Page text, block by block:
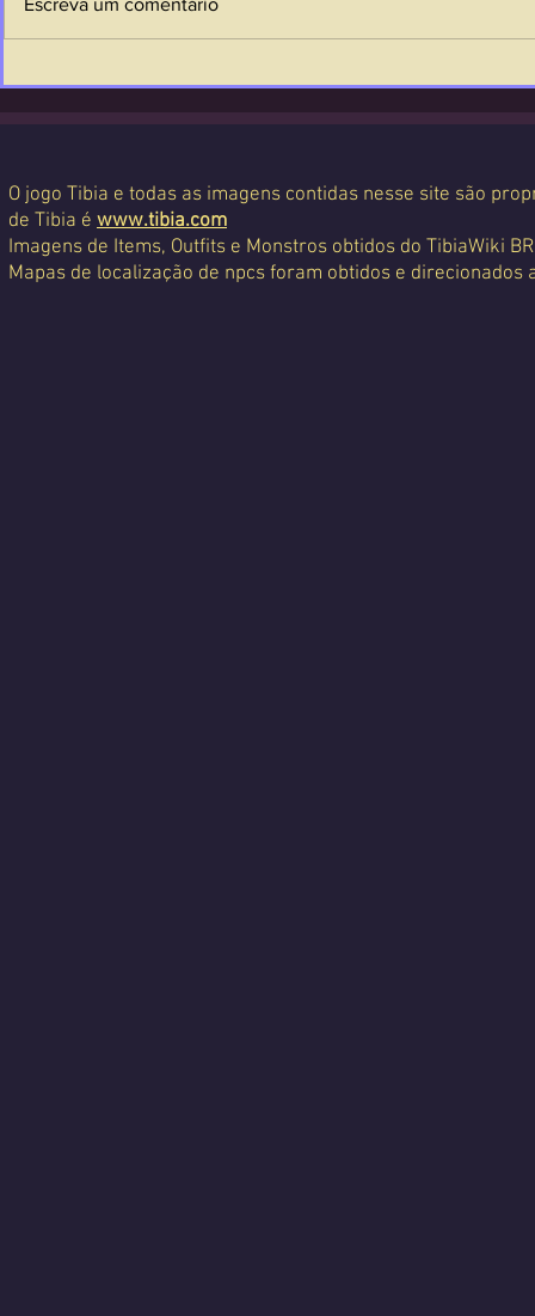
Escreva um comentário
O jogo Tibia e todas as imagens contidas nesse site são
de Tibia é www.tibia.com
Imagens de Items, Outfits e Monstros obtidos do TibiaWiki
Mapas de localização de npcs foram obtidos e direcionados